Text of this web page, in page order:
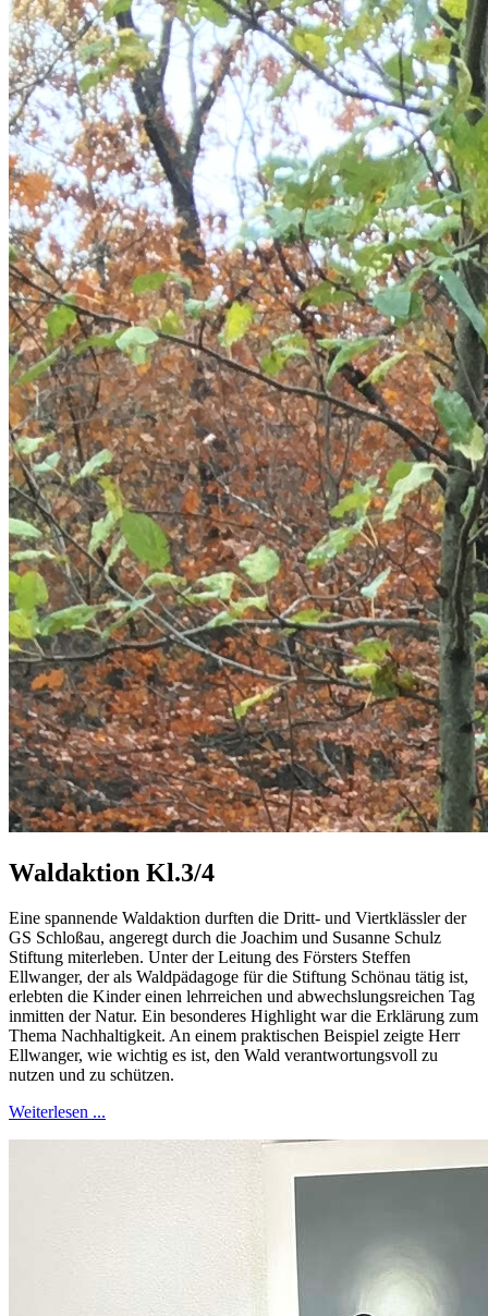
Waldaktion Kl.3/4
Eine spannende Waldaktion durften die Dritt- und Viertklässler der
GS Schloßau, angeregt durch die Joachim und Susanne Schulz
Stiftung miterleben. Unter der Leitung des Försters Steffen
Ellwanger, der als Waldpädagoge für die Stiftung Schönau tätig ist,
erlebten die Kinder einen lehrreichen und abwechslungsreichen Tag
inmitten der Natur. Ein besonderes Highlight war die Erklärung zum
Thema Nachhaltigkeit. An einem praktischen Beispiel zeigte Herr
Ellwanger, wie wichtig es ist, den Wald verantwortungsvoll zu
nutzen und zu schützen.
Weiterlesen ...